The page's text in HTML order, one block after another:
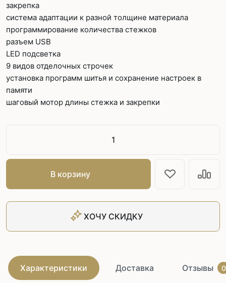
закрепка
система адаптации к разной толщине материала
программирование количества стежков
разъем USB
LED подсветка
9 видов отделочных строчек
установка программ шитья и сохранение настроек в
памяти
шаговый мотор длины стежка и закрепки
В корзину
ХОЧУ СКИДКУ
Характеристики Доставка Отзывы 0